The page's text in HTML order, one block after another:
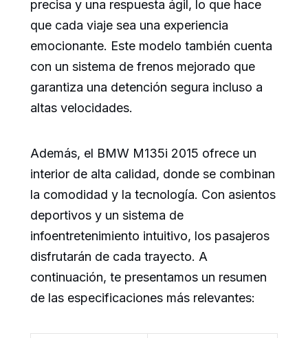
precisa y una respuesta ágil, lo que hace
que cada viaje sea una experiencia
emocionante. Este modelo también cuenta
con un sistema de frenos mejorado que
garantiza una detención segura incluso a
altas velocidades.
Además, el BMW M135i 2015 ofrece un
interior de alta calidad, donde se combinan
la comodidad y la tecnología. Con asientos
deportivos y un sistema de
infoentretenimiento intuitivo, los pasajeros
disfrutarán de cada trayecto. A
continuación, te presentamos un resumen
de las especificaciones más relevantes: